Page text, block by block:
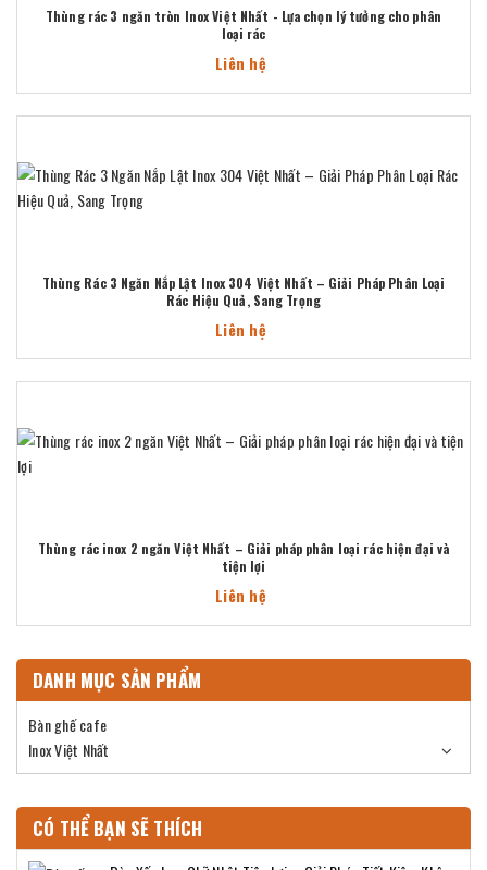
Thùng rác 3 ngăn tròn Inox Việt Nhất - Lựa chọn lý tưởng cho phân
loại rác
Liên hệ
Thùng Rác 3 Ngăn Nắp Lật Inox 304 Việt Nhất – Giải Pháp Phân Loại
Rác Hiệu Quả, Sang Trọng
Liên hệ
Thùng rác inox 2 ngăn Việt Nhất – Giải pháp phân loại rác hiện đại và
tiện lợi
Liên hệ
DANH MỤC SẢN PHẨM
Bàn ghế cafe
Inox Việt Nhất
CÓ THỂ BẠN SẼ THÍCH